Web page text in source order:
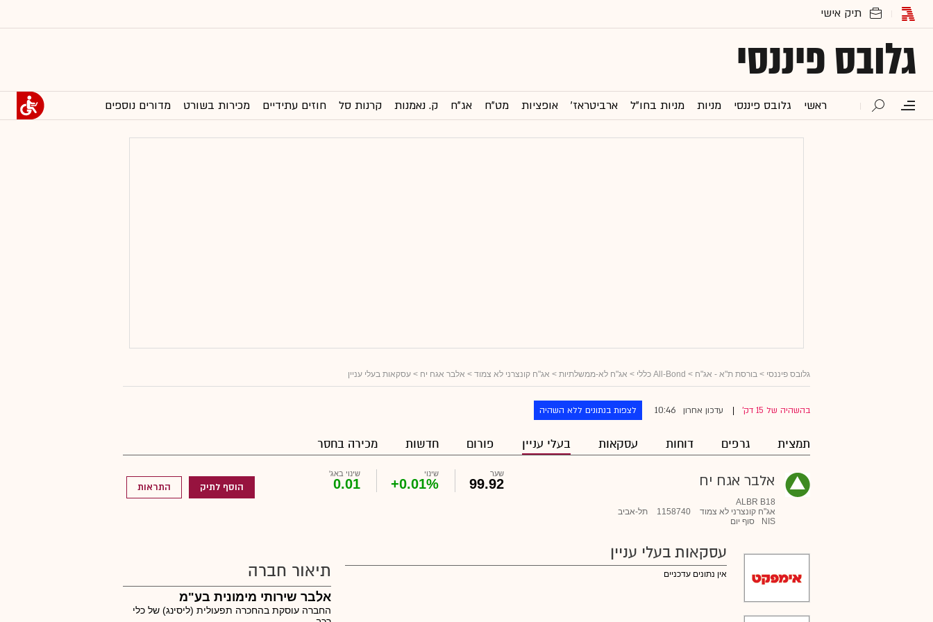
גלובס פיננסי
ראשי גלובס פיננסי מניות מניות בחו"ל ארביטראז' אופציות מט"ח אג"ח ק. נאמנות קרנות סל חוזים עתידיים מכירות בשורט מדורים נוספים
גלובס פיננסי > בורסת ת"א - אג"ח > All-Bond כללי > אג"ח לא-ממשלתיות > אג"ח קונצרני לא צמוד > אלבר אגח יח > עסקאות בעלי עניין
בהשהיה של 15 דק' עדכון אחרון 10:46 לצפות בנתונים ללא השהיה
תמצית גרפים דוחות עסקאות בעלי עניין פורום חדשות מכירה בחסר
אלבר אגח יח
ALBR B18
אג"ח קונצרני לא צמוד
1158740
תל-אביב
NIS
סוף יום
שער
99.92
שינוי
+0.01%
שינוי באג'
0.01 הוסף לתיק התראות
עסקאות בעלי עניין
אין נתונים עדכניים תיאור חברה
אלבר שירותי מימונית בע"מ
החברה עוסקת בהחכרה תפעולית (ליסינג) של כלי